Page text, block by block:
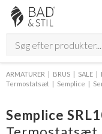
ARMATURER BRUS SALE
Termostatsæt
Semplice
Semplice